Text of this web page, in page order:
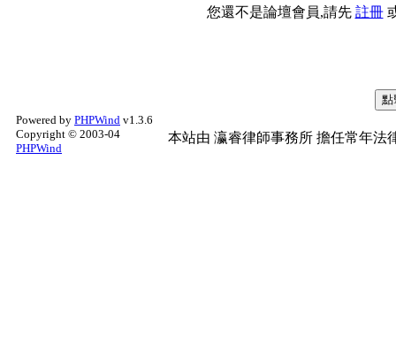
您還不是論壇會員,請先 註冊
Powered by PHPWind v1.3.6
Copyright © 2003-04
PHPWind
本站由 瀛睿律師事務所 擔任常年法